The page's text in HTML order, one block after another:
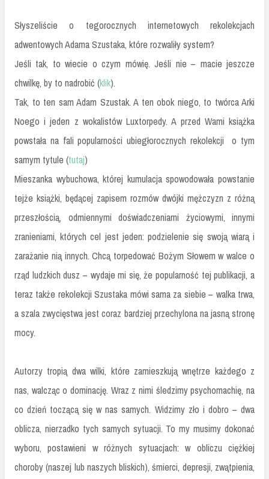
Słyszeliście o tegorocznych internetowych rekolekcjach
adwentowych Adama Szustaka, które rozwaliły system?
Jeśli tak, to wiecie o czym mówię. Jeśli nie – macie jeszcze
chwilkę, by to nadrobić (klik).
Tak, to ten sam Adam Szustak. A ten obok niego, to twórca Arki
Noego i jeden z wokalistów Luxtorpedy. A przed Wami książka
powstała na fali popularności ubiegłorocznych rekolekcji o tym
samym tytule (tutaj)
Mieszanka wybuchowa, której kumulacja spowodowała powstanie
tejże książki, będącej zapisem rozmów dwójki mężczyzn z różną
przeszłością, odmiennymi doświadczeniami życiowymi, innymi
zranieniami, których cel jest jeden: podzielenie się swoją wiarą i
zarażanie nią innych. Chcą torpedować Bożym Słowem w walce o
rząd ludzkich dusz – wydaje mi się, że popularność tej publikacji, a
teraz także rekolekcji Szustaka mówi sama za siebie – walka trwa,
a szala zwycięstwa jest coraz bardziej przechylona na jasną stronę
mocy.
Autorzy tropią dwa wilki, które zamieszkują wnętrze każdego z
nas, walcząc o dominację. Wraz z nimi śledzimy psychomachię, na
co dzień toczącą się w nas samych. Widzimy zło i dobro – dwa
oblicza, nierzadko tych samych sytuacji. To my musimy dokonać
wyboru, postawieni w różnych sytuacjach: w obliczu ciężkiej
choroby (naszej lub naszych bliskich), śmierci, depresji, zwątpienia,